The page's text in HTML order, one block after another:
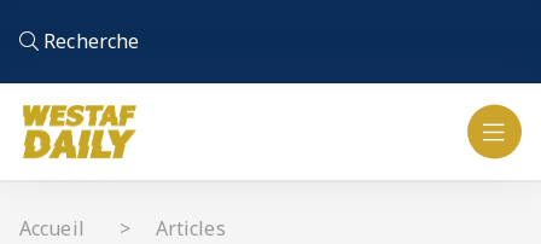
Recherche
Accueil
Articles